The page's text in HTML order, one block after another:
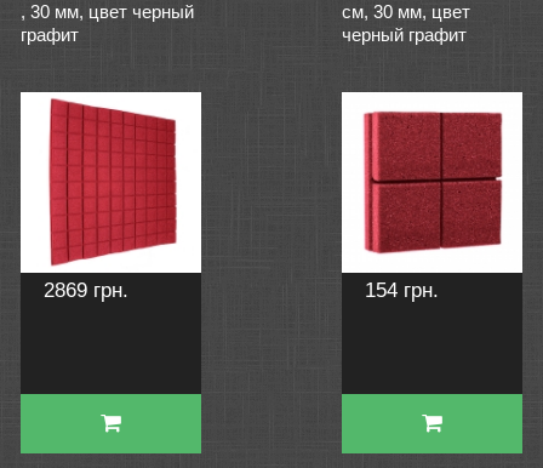
, 30 мм, цвет черный
графит
см, 30 мм, цвет
черный графит
2869 грн. 154 грн.